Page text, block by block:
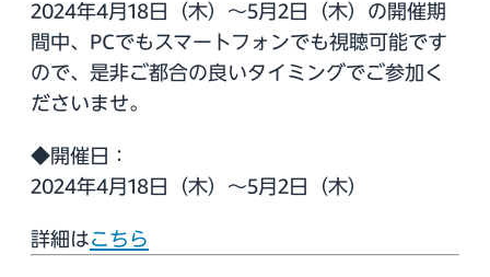
2024年4月18日（木）～5月2日（木）の開催期
間中、PCでもスマートフォンでも視聴可能です
ので、是非ご都合の良いタイミングでご参加く
ださいませ。
◆開催日：
2024年4月18日（木）～5月2日（木）
詳細はこちら